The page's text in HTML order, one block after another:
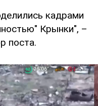
кадрами
Крынки", –
поста.